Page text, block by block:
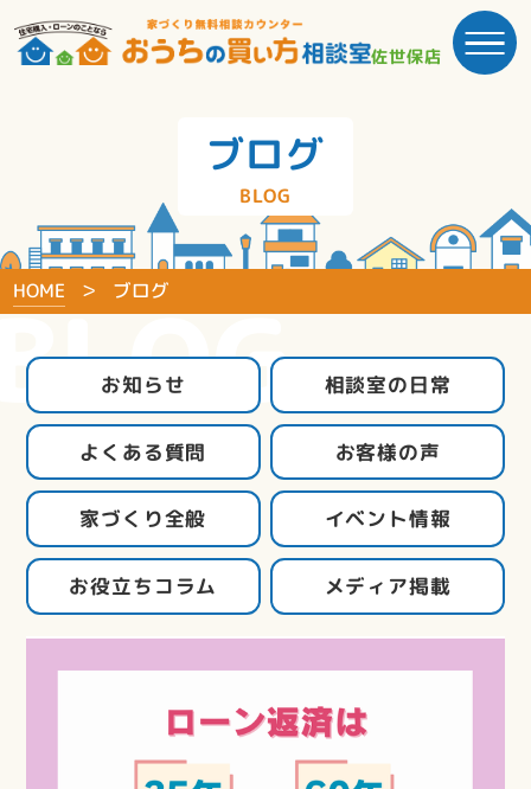
佐世保店
ブログ
BLOG
HOME ブログ
お知らせ 相談室の日常
よくある質問 お客様の声
家づくり全般 イベント情報
お役立ちコラム メディア掲載